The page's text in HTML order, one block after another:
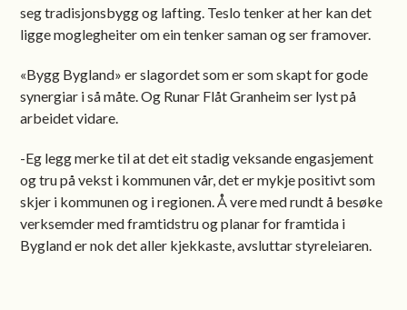
seg tradisjonsbygg og lafting. Teslo tenker at her kan det
ligge moglegheiter om ein tenker saman og ser framover.
«Bygg Bygland» er slagordet som er som skapt for gode
synergiar i så måte. Og Runar Flåt Granheim ser lyst på
arbeidet vidare.
-Eg legg merke til at det eit stadig veksande engasjement
og tru på vekst i kommunen vår, det er mykje positivt som
skjer i kommunen og i regionen. Å vere med rundt å besøke
verksemder med framtidstru og planar for framtida i
Bygland er nok det aller kjekkaste, avsluttar styreleiaren.